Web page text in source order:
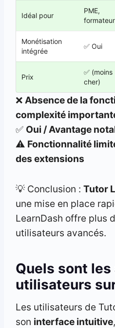
Idéal pour
PME,
Monétisation
intégrée
✅ Oui
Prix
✅ (moins
cher)
❌ Absence de la
complexité
✅ Oui / Avantage
⚠️ Fonctionnalité
des extensions
💡 Conclusion : Tutor
une mise en place
LearnDash offre plus
utilisateurs avancés.
Quels sont les
utilisateurs
Les utilisateurs de
son interface intuitive